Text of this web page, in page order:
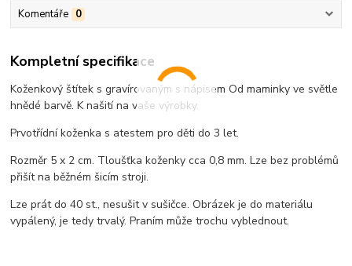
Komentáře 0
Kompletní specifikace
Koženkový štítek s gravírovaným s nápisem Od maminky ve světle
hnědé barvě. K našití na vaše výrobky.
Prvotřídní koženka s atestem pro děti do 3 let.
Rozměr 5 x 2 cm. Tloušťka koženky cca 0,8 mm. Lze bez problémů
přišít na běžném šicím stroji.
Lze prát do 40 st., nesušit v sušičce. Obrázek je do materiálu
vypálený, je tedy trvalý. Praním může trochu vyblednout.